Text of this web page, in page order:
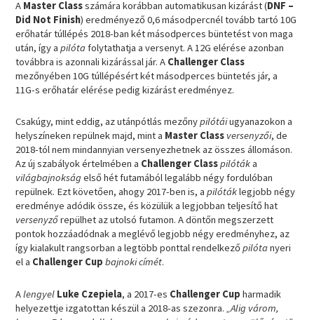
A Master Classszámára korábban automatikusan kizárást (DNF –
Did Not Finish) eredményező 0,6 másodpercnél tovább tartó 10G
erőhatár túllépés 2018-ban két másodperces büntetést von maga
után, így apilótafolytathatja a versenyt. A 12G elérése azonban
továbbra is azonnali kizárással jár. A Challenger Class
mezőnyében 10G túllépésért két másodperces büntetés jár, a
11G-s erőhatár elérése pedig kizárást eredményez.
Csakúgy, mint eddig, az utánpótlás mezőnypilótáiugyanazokon a
helyszíneken repülnek majd, mint a Master Class versenyzői, de
2018-tól nem mindannyian versenyezhetnek az összes állomáson.
Az új szabályok értelmében a Challenger Classpilótáka
világbajnokságelső hét futamából legalább négy fordulóban
repülnek. Ezt követően, ahogy 2017-ben is, apilótáklegjobb négy
eredménye adódik össze, és közülük a legjobban teljesítő hat
versenyzőrepülhet az utolsó futamon. A döntőn megszerzett
pontok hozzáadódnak a meglévő legjobb négy eredményhez, az
így kialakult rangsorban a legtöbb ponttal rendelkezőpilótanyeri
el a Challenger Cup bajnoki címét.
Alengyel Luke Czepiela, a 2017-es Challenger Cup harmadik
helyezettje izgatottan készül a 2018-as szezonra.„Alig várom,